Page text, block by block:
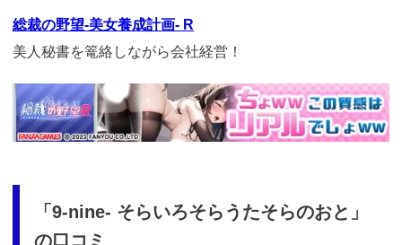
総裁の野望-美女養成計画- R
美人秘書を篭絡しながら会社経営！
https://cv-
measurement.com/ad/p/r?
medium=261&ad=990&creative=870
「9-nine- そらいろそらうたそらのおと」
の口コミ